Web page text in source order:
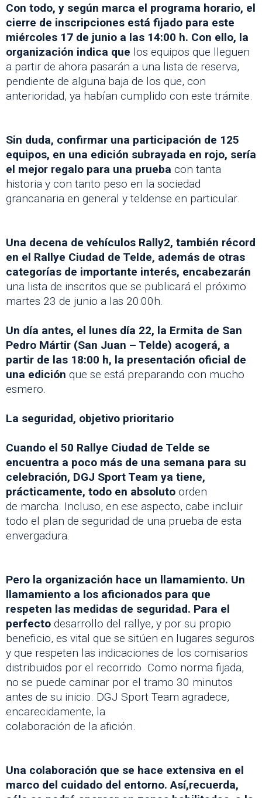
Con todo, y según marca el programa horario, el
cierre de inscripciones está fijado para este
miércoles 17 de junio a las 14:00 h. Con ello, la
organización indica que los equipos que lleguen
a partir de ahora pasarán a una lista de reserva,
pendiente de alguna baja de los que, con
anterioridad, ya habían cumplido con este trámite.
Sin duda, confirmar una participación de 125
equipos, en una edición subrayada en rojo, sería
el mejor regalo para una prueba con tanta
historia y con tanto peso en la sociedad
grancanaria en general y teldense en particular.
Una decena de vehículos Rally2, también récord
en el Rallye Ciudad de Telde, además de otras
categorías de importante interés, encabezarán
una lista de inscritos que se publicará el próximo
martes 23 de junio a las 20:00h.
Un día antes, el lunes día 22, la Ermita de San
Pedro Mártir (San Juan – Telde) acogerá, a
partir de las 18:00 h, la presentación oficial de
una edición que se está preparando con mucho
esmero.
La seguridad, objetivo prioritario
Cuando el 50 Rallye Ciudad de Telde se
encuentra a poco más de una semana para su
celebración, DGJ Sport Team ya tiene,
prácticamente, todo en absoluto orden
de marcha. Incluso, en ese aspecto, cabe incluir
todo el plan de seguridad de una prueba de esta
envergadura.
Pero la organización hace un llamamiento. Un
llamamiento a los aficionados para que
respeten las medidas de seguridad. Para el
perfecto desarrollo del rallye, y por su propio
beneficio, es vital que se sitúen en lugares seguros
y que respeten las indicaciones de los comisarios
distribuidos por el recorrido. Como norma fijada,
no se puede caminar por el tramo 30 minutos
antes de su inicio. DGJ Sport Team agradece,
encarecidamente, la
colaboración de la afición.
Una colaboración que se hace extensiva en el
marco del cuidado del entorno. Así,recuerda,